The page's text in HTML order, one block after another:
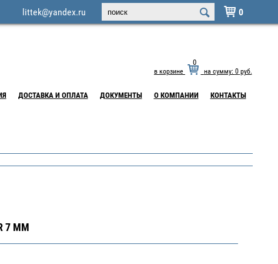
 0
littek@yandex.ru
в корзине
0
на сумму: 0руб.
ДОСТАВКА И ОПЛАТА ДОКУМЕНТЫ О КОМПАНИИ КОНТАКТЫ
7 ММ